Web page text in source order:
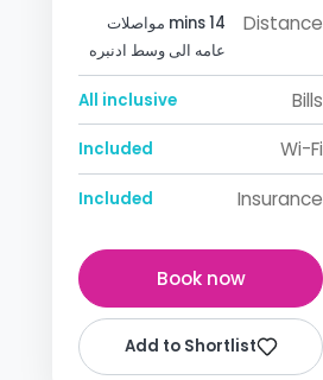
Distance
14 mins مواصلات
عامه الى وسط ادنبره
Bills
All inclusive
Wi-Fi
Included
Insurance
Included
Book now
Add to Shortlist